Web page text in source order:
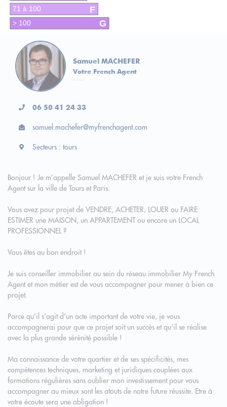
F
71 à 100
G
> 100
Samuel MACHEFER
Votre French Agent
06 50 41 24 33
samuel.machefer@myfrenchagent.com
Secteurs : tours
Bonjour ! Je m’appelle Samuel MACHEFER et je suis votre French
Agent sur la ville de Tours et Paris.
Vous avez pour projet de VENDRE, ACHETER, LOUER ou FAIRE
ESTIMER une MAISON, un APPARTEMENT ou encore un LOCAL
PROFESSIONNEL ?
Vous êtes au bon endroit !
Je suis conseiller immobilier au sein du réseau immobilier My French
Agent et mon métier est de vous accompagner pour mener à bien ce
projet.
Parce qu'il s'agit d'un acte important de votre vie, je vous
accompagnerai pour que ce projet soit un succès et qu'il se réalise
avec la plus grande sérénité possible !
Ma connaissance de votre quartier et de ses spécificités, mes
compétences techniques, marketing et juridiques couplées aux
formations régulières sans oublier mon investissement pour vous
accompagner au mieux sont les atouts de notre future réussite. Etre à
votre écoute sera une obligation !